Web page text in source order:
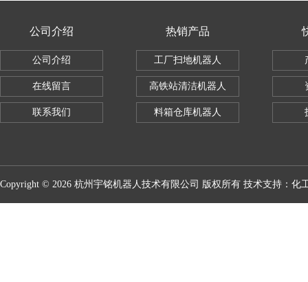
公司介绍
公司介绍
在线留言
联系我们
热销产品
工厂扫地机器人
高铁站清洁机器人
料箱仓库机器人
Copyright © 2026 杭州宇铭机器人技术有限公司 版权所有 技术支持： 化